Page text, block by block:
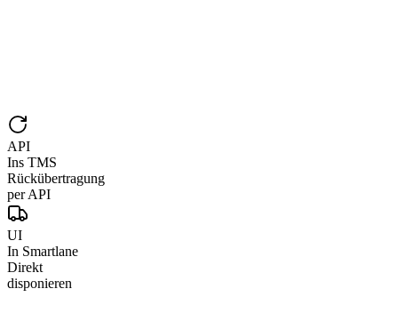
API
Ins TMS
Rückübertragung
per API
UI
In Smartlane
Direkt
disponieren